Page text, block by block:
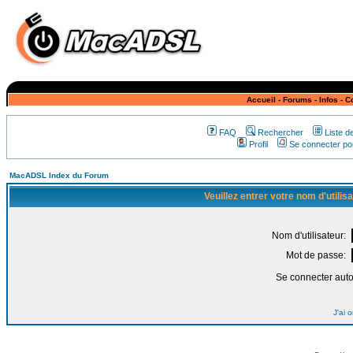
Accueil - Forums - Infos -
FAQ Rechercher
Liste
Profil
Se connecter
MacADSL Index du Forum
Veuillez entrer votre nom
Nom d'utilisateur:
Mot de passe:
Se connecter
J'ai